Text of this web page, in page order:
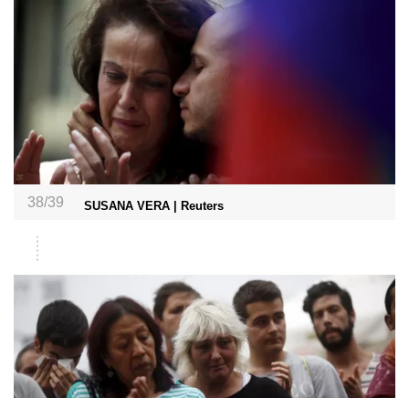
38/39 SUSANA VERA | Reuters